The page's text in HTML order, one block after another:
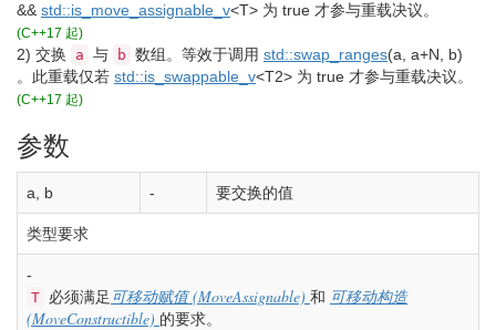
&& std::is_move_assignable_v<T> 为 true 才参与重载决议。
(C++17 起)
2) 交换 a 与 b 数组。等效于调用 std::swap_ranges(a, a+N, b)
。 此重载仅若 std::is_swappable_v<T2> 为 true 才参与重载决议。
(C++17 起)
参数
a, b - 要交换的值
类型要求
-
T 必须满足 可移动赋值 (MoveAssignable) 和 可移动构造
(MoveConstructible) 的要求。